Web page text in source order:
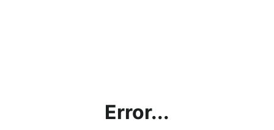
Error...